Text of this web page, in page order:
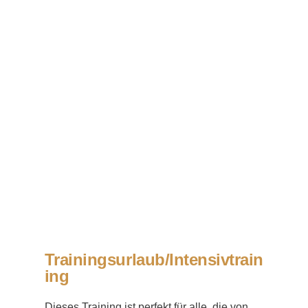
Trainingsurlaub/Intensivtrain
ing